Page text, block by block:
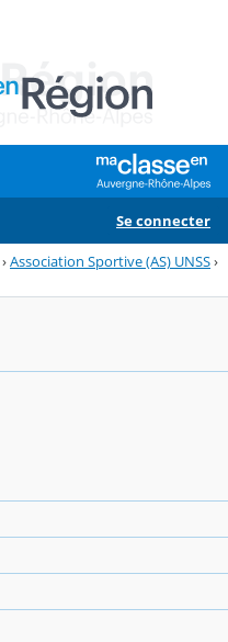
Se connecter
›Association Sportive (AS) UNSS›